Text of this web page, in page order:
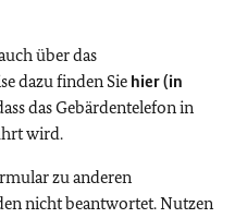
über das
dazu finden Sie hier (in
das Gebärdentelefon in
wird.
zu anderen
nicht beantwortet. Nutzen